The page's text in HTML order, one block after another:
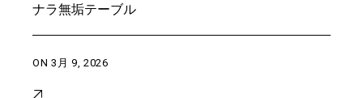
ナラ無垢テーブル
ON3月 9, 2026